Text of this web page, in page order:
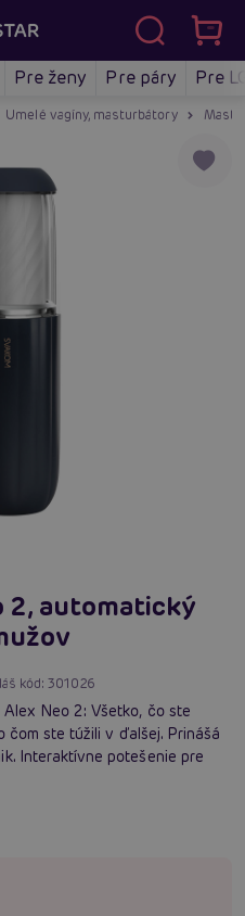
Pre ženy Pre páry Pre
Umelé vagíny, masturbátory
2, automatický
kód:301026
Neo 2: Všetko, čo ste
čom ste túžili v ďalšej. Prinášá
Interaktívne potešenie pre